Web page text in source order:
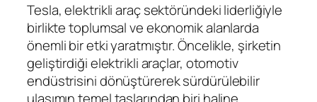
Tesla, elektrikli araç sektöründeki liderliğiyle
birlikte toplumsal ve ekonomik alanlarda
önemli bir etki yaratmıştır. Öncelikle, şirketin
geliştirdiği elektrikli araçlar, otomotiv
endüstrisini dönüştürerek sürdürülebilir